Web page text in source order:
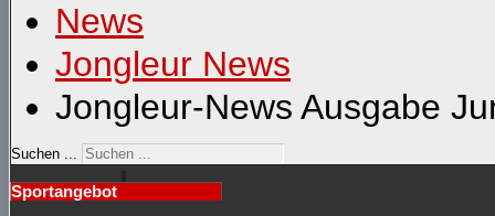
News
Jongleur News
Jongleur-News Ausgabe
Suchen ...
Sportangebot